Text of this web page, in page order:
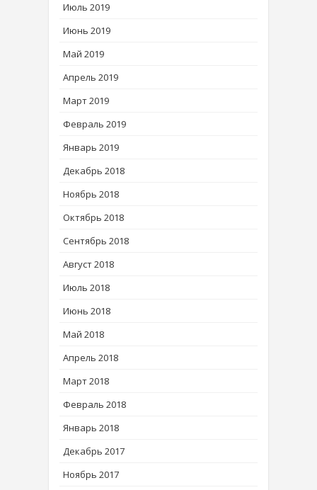
Июль 2019
Июнь 2019
Май 2019
Апрель 2019
Март 2019
Февраль 2019
Январь 2019
Декабрь 2018
Ноябрь 2018
Октябрь 2018
Сентябрь 2018
Август 2018
Июль 2018
Июнь 2018
Май 2018
Апрель 2018
Март 2018
Февраль 2018
Январь 2018
Декабрь 2017
Ноябрь 2017